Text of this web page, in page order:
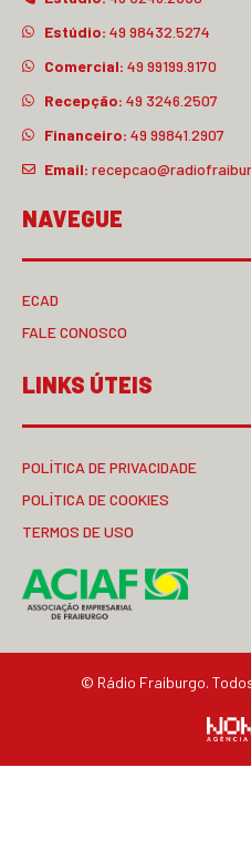
Estúdio: 49 98432.5274
Comercial: 49 99199.9170
Recepção: 49 3246.2507
Financeiro: 49 99841.2907
Email:
NAVEGUE
ECAD
FALE CONOSCO
LINKS ÚTEIS
POLÍTICA DE PRIVACIDADE
POLÍTICA DE COOKIES
TERMOS DE USO
© Rádio Fraiburgo.